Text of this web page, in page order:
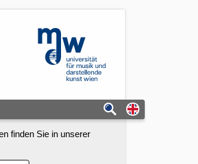
mdw - Homepage
Switch to
finden Sie in unserer